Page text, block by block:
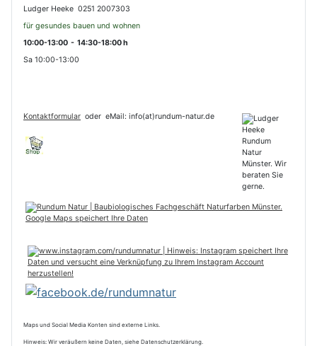
Ludger Heeke 0251 2007303
für gesundes bauen und wohnen
10:00-13:00 - 14:30-18:00 h
Sa 10:00-13:00
Kontaktformular oder eMail: info(at)rundum-natur.de
Maps und Social Media Konten sind externe Links.
Hinweis: Wir veräußern keine Daten, siehe Datenschutzerklärung.